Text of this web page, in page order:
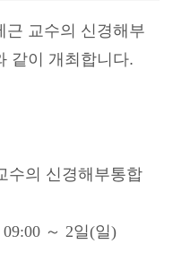
근 교수의 신경해부
같이 개최합니다.
수의 신경해부통합
～ 2일(일)